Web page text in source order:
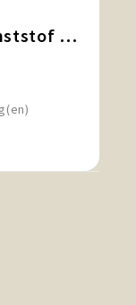
Laserpointer Manon | Kunststof | USB oplaadbaar